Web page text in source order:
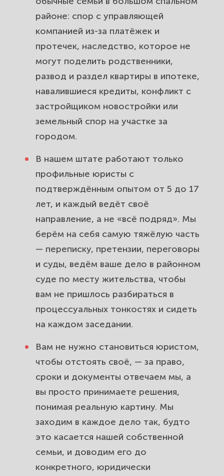
потери жилья.
Трудовые споры для жителей
района Южное Бутово. Вернём
зарплату, оспорим увольнение,
Защита прав потребителей в
Южном Бутово. Вернём деньги за
товар, услугу и некачественный
ремонт.
Земельные споры и дачные
вопросы жителей Южного Бутово.
Узаконим, оформим и защитим
ваш участок.
Комплексная юридическая защита
жителей района Южное Бутово —
от консультации до исполнения
решения.
районе: спор с управляющей
компанией из-за платёжек и
протечек, наследство, которое не
могут поделить родственники,
развод и раздел квартиры в ипотеке,
навалившиеся кредиты, конфликт с
застройщиком новостройки или
земельный спор на участке за
городом.
В нашем штате работают только
профильные юристы с
подтверждённым опытом от 5 до 17
лет, и каждый ведёт своё
направление, а не «всё подряд». Мы
берём на себя самую тяжёлую часть
— переписку, претензии, переговоры
и суды, ведём ваше дело в районном
суде по месту жительства, чтобы
вам не пришлось разбираться в
процессуальных тонкостях и сидеть
на каждом заседании.
Вам не нужно становиться юристом,
чтобы отстоять своё, — за право,
сроки и документы отвечаем мы, а
вы просто принимаете решения,
понимая реальную картину. Мы
заходим в каждое дело так, будто
это касается нашей собственной
семьи, и доводим его до
конкретного, юридически